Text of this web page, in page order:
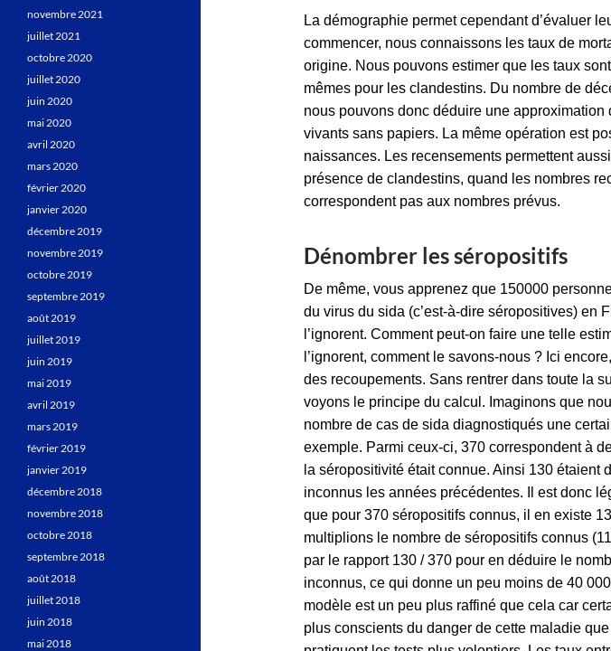
La démographie permet cependant d’évaluer
commencer, nous connaissons les taux de
origine. Nous pouvons estimer que les taux
mêmes pour les clandestins. Du nombre de
nous pouvons donc déduire une approximation
vivants sans papiers. La même opération est
naissances. Les recensements permettent
présence de clandestins, quand les nombres
correspondent pas aux nombres prévus.
Dénombrer les séropositifs
De même, vous apprenez que 150000
du virus du sida (c’est-à-dire séropositives) en
l’ignorent. Comment peut-on faire une telle
l’ignorent, comment le savons-nous ? Ici
des recoupements. Sans rentrer dans toute la
voyons le principe du calcul. Imaginons que
nombre de cas de sida diagnostiqués une
exemple. Parmi ceux-ci, 370 correspondent à
la séropositivité était connue. Ainsi 130 étaient
inconnus les années précédentes. Il est donc
que pour 370 séropositifs connus, il en existe
multiplions le nombre de séropositifs connus
par le rapport 130 / 370 pour en déduire le
inconnus, ce qui donne un peu moins de 40
modèle est un peu plus raffiné que cela car
plus conscients du danger de cette maladie que
novembre 2021
juillet 2021
octobre 2020
juillet 2020
juin 2020
mai 2020
avril 2020
mars 2020
février 2020
janvier 2020
décembre 2019
novembre 2019
octobre 2019
septembre 2019
août 2019
juillet 2019
juin 2019
mai 2019
avril 2019
mars 2019
février 2019
janvier 2019
décembre 2018
novembre 2018
octobre 2018
septembre 2018
août 2018
juillet 2018
juin 2018
mai 2018